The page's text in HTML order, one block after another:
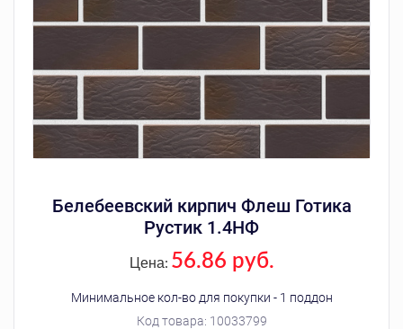
Белебеевский кирпич Флеш Готика
Рустик 1.4НФ
Код товара: 10033799
Цена: 56.86 руб.
Минимальное кол-во для покупки - 1 поддон